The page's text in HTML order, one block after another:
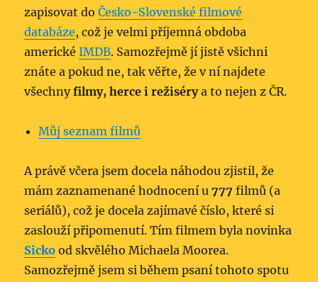
zapisovat doČesko-Slovenské filmové
databáze, což je velmi příjemná obdoba
americkéIMDB. Samozřejmě jí jistě všichni
znáte a pokud ne, tak věřte, že v ní najdete
všechnyfilmy, herce i režisérya to nejen z ČR.
Můj seznam filmů
A právě včera jsem docela náhodou zjistil, že
mám zaznamenané hodnocení u777 filmů (a
seriálů), což je docela zajímavé číslo, které si
zaslouží připomenutí. Tím filmem byla novinka
Sicko od skvělého Michaela Moorea.
Samozřejmě jsem si během psaní tohoto spotu